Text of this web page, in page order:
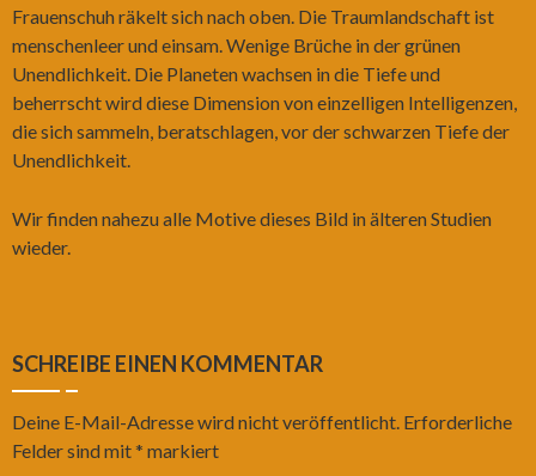
Frauenschuh räkelt sich nach oben. Die Traumlandschaft ist
menschenleer und einsam. Wenige Brüche in der grünen
Unendlichkeit. Die Planeten wachsen in die Tiefe und
beherrscht wird diese Dimension von einzelligen Intelligenzen,
die sich sammeln, beratschlagen, vor der schwarzen Tiefe der
Unendlichkeit.
Wir finden nahezu alle Motive dieses Bild in älteren Studien
wieder.
SCHREIBE EINEN KOMMENTAR
Deine E-Mail-Adresse wird nicht veröffentlicht. Erforderliche
Felder sind mit* markiert